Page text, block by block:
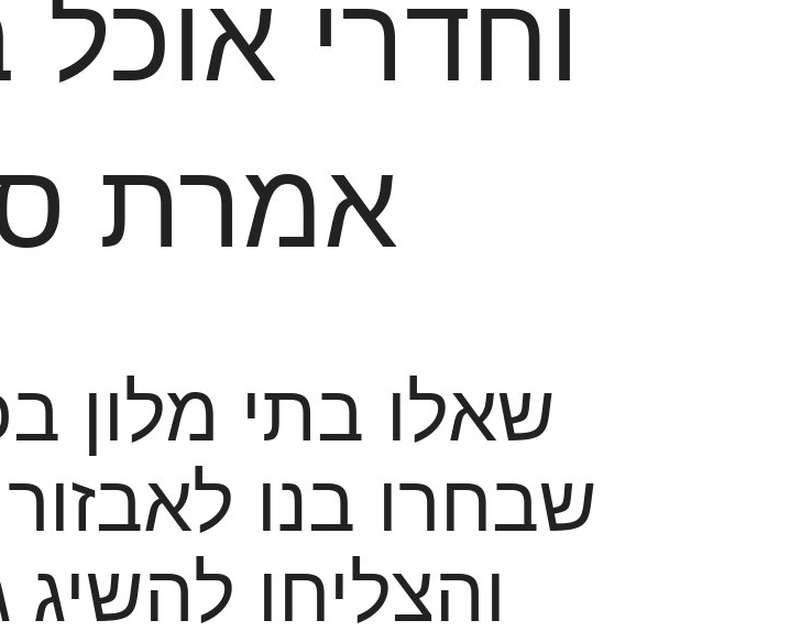
וחדרי
אמרת
שאלו בתי מלון
שבחרו בנו
והצליחו